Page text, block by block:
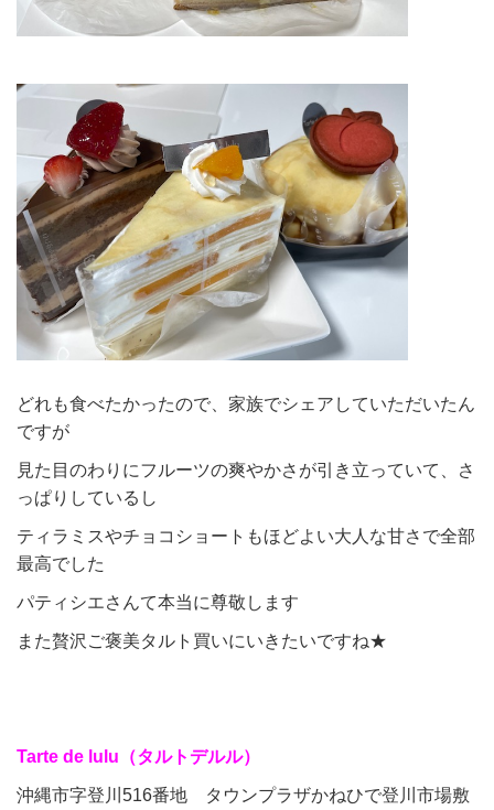
どれも食べたかったので、家族でシェアしていただいたん
ですが
見た目のわりにフルーツの爽やかさが引き立っていて、さ
っぱりしているし
ティラミスやチョコショートもほどよい大人な甘さで全部
最高でした
パティシエさんて本当に尊敬します
また贅沢ご褒美タルト買いにいきたいですね★
Tarte de lulu（タルトデルル）
沖縄市字登川516番地 タウンプラザかねひで登川市場敷